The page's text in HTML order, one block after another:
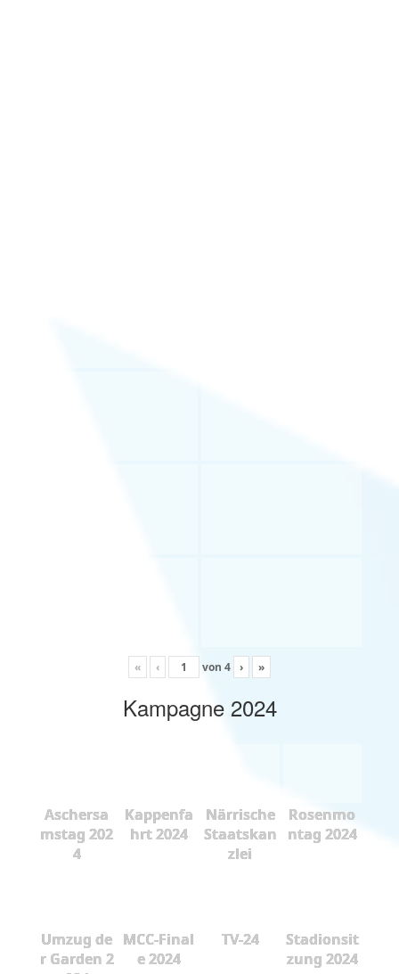
« ‹ von 4 › »
Kampagne 2024
Aschersa
mstag 202
4
Kappenfa
hrt 2024
Närrische
Staatskan
zlei
Rosenmo
ntag 2024
Umzug de
r Garden 2
MCC-Final
e 2024
TV-24
Stadionsit
zung 2024